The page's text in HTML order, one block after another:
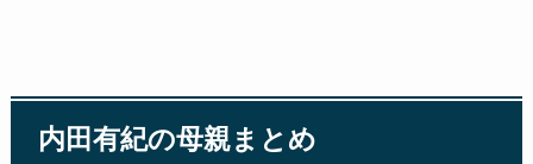
内田有紀の母親まとめ